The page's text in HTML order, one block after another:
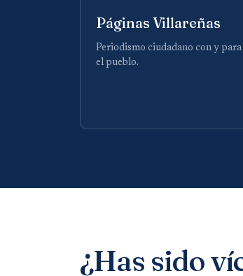
Páginas Villareñas
Periodismo ciudadano con y para
el pueblo.
¿Has sido